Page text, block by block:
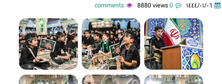
١٤٤٤/٠١/٠٦ 0 comments
8880 views